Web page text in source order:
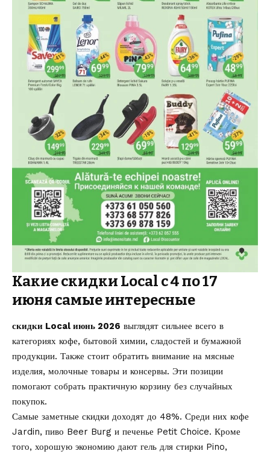
Какие скидки Local с 4 по 17
июня самые интересные
скидки Local июнь 2026 выглядят сильнее всего в
категориях кофе, бытовой химии, сладостей и бумажной
продукции. Также стоит обратить внимание на мясные
изделия, молочные товары и консервы. Эти позиции
помогают собрать практичную корзину без случайных
покупок.
Самые заметные скидки доходят до 48%. Среди них кофе
Jardin, пиво Beer Burg и печенье Petit Choice. Кроме
того, хорошую экономию дают гель для стирки Pino,